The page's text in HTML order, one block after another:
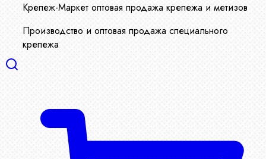
Крепеж-Маркет оптовая продажа крепежа и метизов
Производство и оптовая продажа специального
крепежа